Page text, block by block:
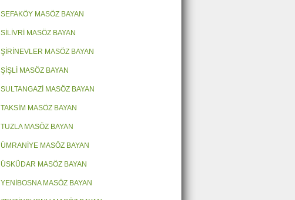
SEFAKÖY MASÖZ BAYAN
SİLİVRİ MASÖZ BAYAN
ŞİRİNEVLER MASÖZ BAYAN
ŞİŞLİ MASÖZ BAYAN
SULTANGAZİ MASÖZ BAYAN
TAKSİM MASÖZ BAYAN
TUZLA MASÖZ BAYAN
ÜMRANİYE MASÖZ BAYAN
ÜSKÜDAR MASÖZ BAYAN
YENİBOSNA MASÖZ BAYAN